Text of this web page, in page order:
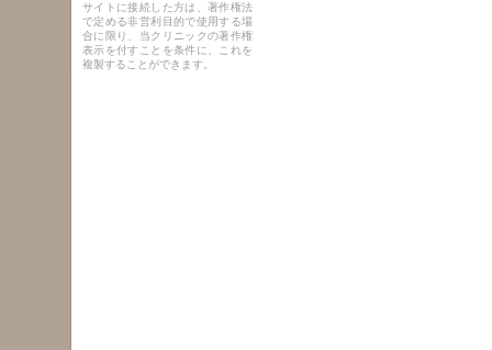
サイトに接続した方は、著作権法
で定める非営利目的で使用する場
合に限り、当クリニックの著作権
表示を付すことを条件に、これを
複製することができます。